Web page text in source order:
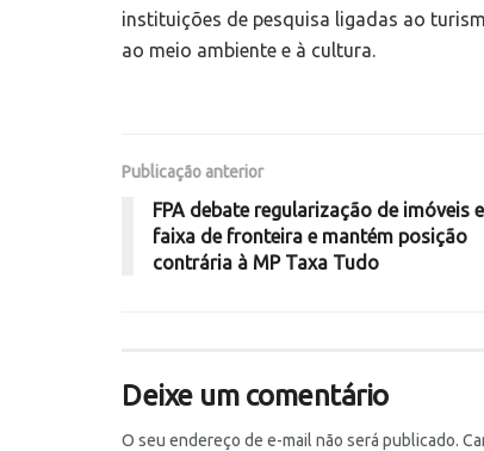
instituições de pesquisa ligadas ao
ao meio ambiente e à cultura.
Publicação anterior
FPA debate regularização de imóveis
faixa de fronteira e mantém posição
contrária à MP Taxa Tudo
Deixe um comentário
O seu endereço de e-mail não será publicado.